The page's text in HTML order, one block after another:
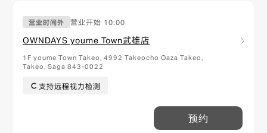
营业时间外 营业开始 10:00
OWNDAYS youme Town武雄店
1F youme Town Takeo, 4992 Takeocho Oaza Takeo,
Takeo, Saga 843-0022
支持远程视力检测
预约